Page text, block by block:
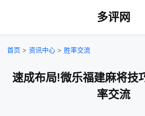
多评网
首页 > 资讯中心 > 胜率交流
速成布局!微乐福建麻将技
率交流